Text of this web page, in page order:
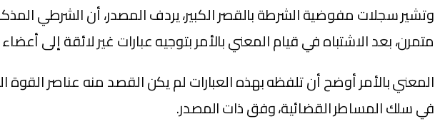
وتشير سجلات مفوضية الشرطة بالقصر الكبير، يردف المصدر، أن الشرطي
متمرن، بعد الاشتباه في قيام المعني بالأمر بتوجيه عبارات غير لائقة إلى
المعني بالأمر أوضح أن تلفظه بهذه العبارات لم يكن القصد منه عناصر
في سلك المساطر القضائية، وفق ذات المصدر.